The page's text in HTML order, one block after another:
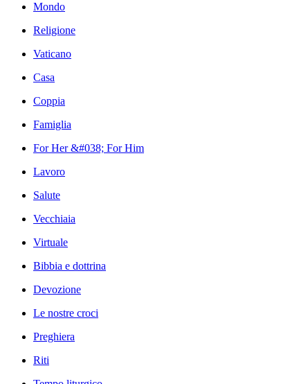
Mondo
Religione
Vaticano
Casa
Coppia
Famiglia
For Her &#038; For Him
Lavoro
Salute
Vecchiaia
Virtuale
Bibbia e dottrina
Devozione
Le nostre croci
Preghiera
Riti